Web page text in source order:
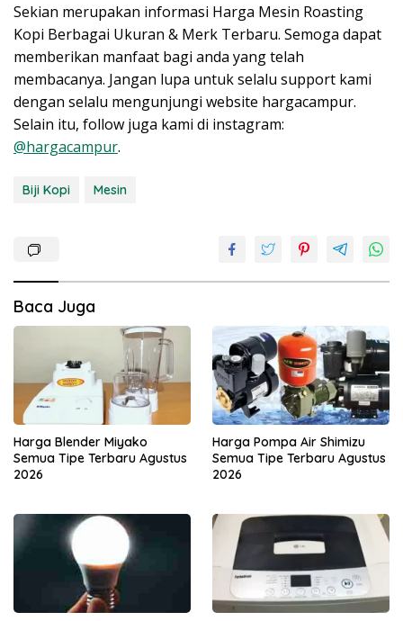
Sekian merupakan informasi Harga Mesin Roasting
Kopi Berbagai Ukuran & Merk Terbaru. Semoga dapat
memberikan manfaat bagi anda yang telah
membacanya. Jangan lupa untuk selalu support kami
dengan selalu mengunjungi website hargacampur.
Selain itu, follow juga kami di instagram:
@hargacampur.
Biji Kopi Mesin
Baca Juga
Harga Blender Miyako
Semua Tipe Terbaru Agustus
2026
Harga Pompa Air Shimizu
Semua Tipe Terbaru Agustus
2026